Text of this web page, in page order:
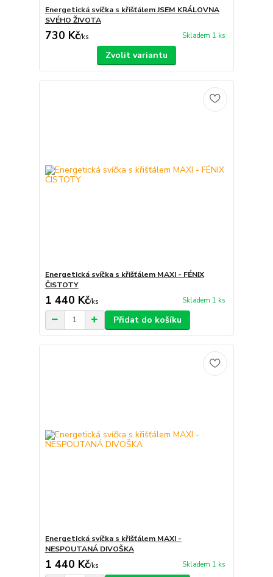
Energetická svíčka s křišťálem JSEM KRÁLOVNA
SVÉHO ŽIVOTA
730 Kč/ks Skladem 1 ks
Zvolit variantu
Energetická svíčka s křišťálem MAXI - FÉNIX
ČISTOTY
1 440 Kč/ks Skladem 1 ks
Přidat do košíku
Energetická svíčka s křišťálem MAXI -
NESPOUTANÁ DIVOŠKA
1 440 Kč/ks Skladem 1 ks